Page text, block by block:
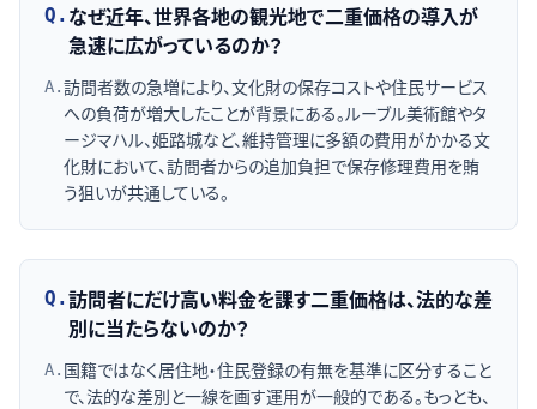
Q. なぜ近年、世界各地の観光地で二重価格の導入が
急速に広がっているのか？
A.訪問者数の急増により、文化財の保存コストや住民サービス
への負荷が増大したことが背景にある。ルーブル美術館やタ
ージマハル、姫路城など、維持管理に多額の費用がかかる文
化財において、訪問者からの追加負担で保存修理費用を賄
う狙いが共通している。
Q.訪問者にだけ高い料金を課す二重価格は、法的な差
別に当たらないのか？
A. 国籍ではなく居住地・住民登録の有無を基準に区分すること
で、法的な差別と一線を画す運用が一般的である。もっとも、